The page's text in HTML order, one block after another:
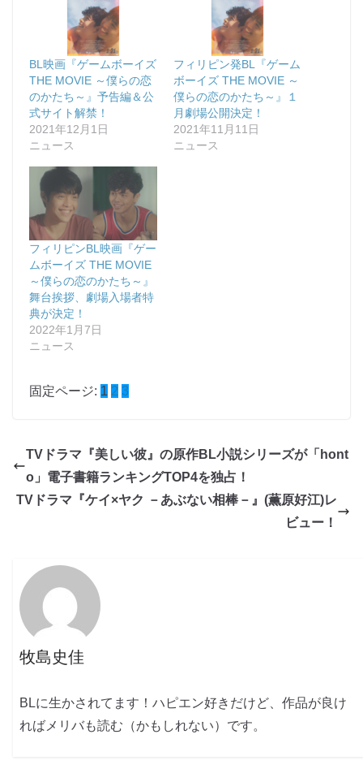
BL映画『ゲームボーイズ
THE MOVIE ～僕らの恋
のかたち～』予告編＆公
式サイト解禁！
2021年12月1日
ニュース
フィリピン発BL『ゲーム
ボーイズ THE MOVIE ～
僕らの恋のかたち～』１
月劇場公開決定！
2021年11月11日
ニュース
フィリピンBL映画『ゲー
ムボーイズ THE MOVIE
～僕らの恋のかたち～』
舞台挨拶、劇場入場者特
典が決定！
2022年1月7日
ニュース
固定ページ: 1 2 3
TVドラマ『美しい彼』の原作BL小説シリーズが「hont
o」電子書籍ランキングTOP4を独占！
TVドラマ『ケイ×ヤク －あぶない相棒－』(薫原好江)レ
ビュー！
牧島史佳
BLに生かされてます！ハピエン好きだけど、作品が良け
ればメリバも読む（かもしれない）です。